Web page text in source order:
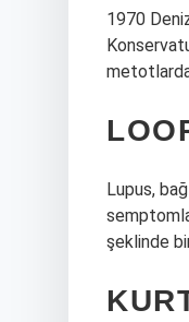
1970
Lupus,
şeklinde